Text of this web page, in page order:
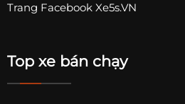
Trang Facebook Xe5s.VN
Top xe bán chạy